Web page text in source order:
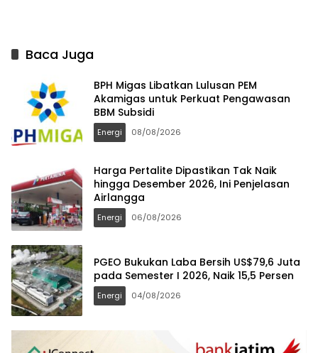
Baca Juga
BPH Migas Libatkan Lulusan PEM
Akamigas untuk Perkuat Pengawasan
BBM Subsidi
Energi 08/08/2026
Harga Pertalite Dipastikan Tak Naik
hingga Desember 2026, Ini Penjelasan
Airlangga
Energi 06/08/2026
PGEO Bukukan Laba Bersih US$79,6 Juta
pada Semester I 2026, Naik 15,5 Persen
Energi 04/08/2026